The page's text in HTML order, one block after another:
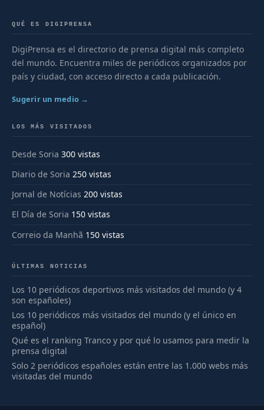
QUÉ ES DIGIPRENSA
DigiPrensa es el directorio de prensa digital más completo
del mundo. Encuentra miles de periódicos organizados por
país y ciudad, con acceso directo a cada publicación.
Sugerir un medio →
LOS MÁS VISITADOS
Desde Soria 300 vistas
Diario de Soria 250 vistas
Jornal de Notícias 200 vistas
El Día de Soria 150 vistas
Correio da Manhã 150 vistas
ÚLTIMAS NOTICIAS
Los 10 periódicos deportivos más visitados del mundo (y 4
son españoles)
Los 10 periódicos más visitados del mundo (y el único en
español)
Qué es el ranking Tranco y por qué lo usamos para medir la
prensa digital
Solo 2 periódicos españoles están entre las 1.000 webs más
visitadas del mundo